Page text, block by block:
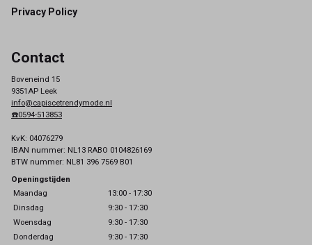
Privacy Policy
Contact
Boveneind 15
9351AP Leek
info@capiscetrendymode.nl
☎️0594-513853
KvK: 04076279
IBAN nummer: NL13 RABO 0104826169
BTW nummer: NL81 396 7569 B01
Openingstijden
Maandag
13:00 - 17:30
Dinsdag
9:30 - 17:30
Woensdag
9:30 - 17:30
Donderdag
9:30 - 17:30